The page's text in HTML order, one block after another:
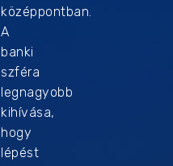
középpontban.
A
banki
szféra
legnagyobb
kihívása,
hogy
lépést